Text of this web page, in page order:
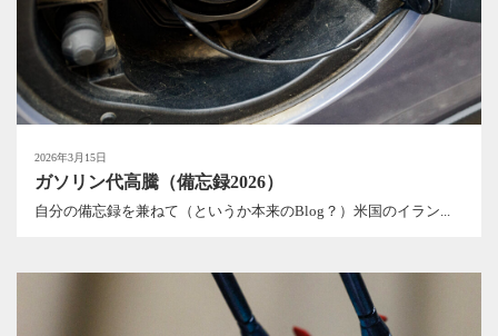
2026年3月15日
ガソリン代高騰（備忘録2026）
自分の備忘録を兼ねて（というか本来のBlog？）米国のイラン...